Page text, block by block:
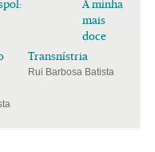
A minha
mais
doce
Transnístria
Rui Barbosa Batista